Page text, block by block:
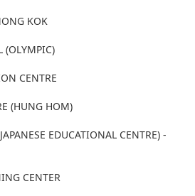
KOK
(OLYMPIC)
CENTRE
(HUNG HOM)
EDUCATIONAL CENTRE) -
CENTER